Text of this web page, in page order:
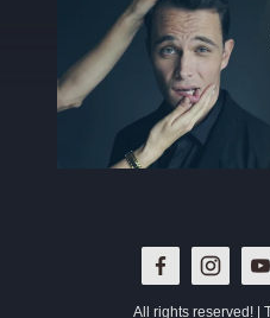
All rights reserved! |